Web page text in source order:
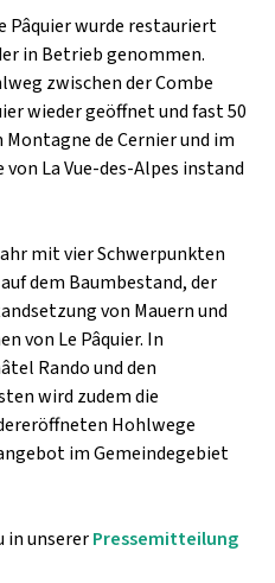
Pâquier wurde restauriert
in Betrieb genommen.
zwischen der Combe
wieder geöffnet und fast 50
de Cernier und im
La Vue-des-Alpes instand
mit vier Schwerpunkten
dem Baumbestand, der
von Mauern und
von Le Pâquier. In
Rando und den
wird zudem die
Hohlwege
im Gemeindegebiet
in unsererPressemitteilung